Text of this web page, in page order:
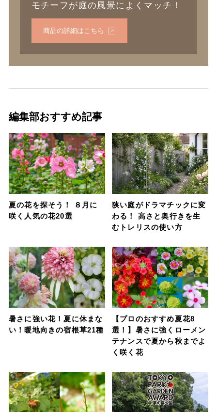
モチーフが庭の風景によくマッチ！
商品の詳細はこちら
編集部おすすめ記事
夏の花を探そう！ ８月に
咲く人気の花20選
狭い庭がドラマチックに変
わる！ 高さと奥行きを生
むトレリスの使い方
暑さに強い花！夏に休まな
い！暖地向きの宿根草21種
【プロのおすすめ夏花8
選！】暑さに強くローメン
テナンスで夏から秋までよ
く咲く花